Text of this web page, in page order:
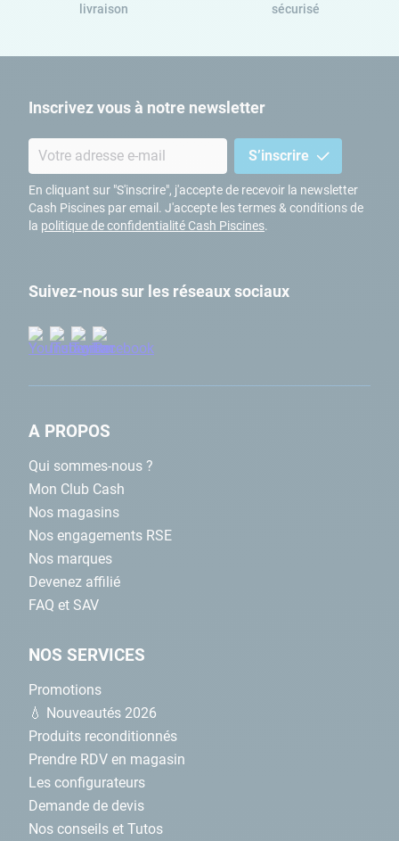
livraison
sécurisé
Inscrivez vous à notre newsletter
S’inscrire
En cliquant sur "S'inscrire", j'accepte de recevoir la newsletter
Cash Piscines par email. J'accepte les termes & conditions de
la politique de confidentialité Cash Piscines.
Suivez-nous sur les réseaux sociaux
A PROPOS
Qui sommes-nous ?
Mon Club Cash
Nos magasins
Nos engagements RSE
Nos marques
Devenez affilié
FAQ et SAV
NOS SERVICES
Promotions
💧 Nouveautés 2026
Produits reconditionnés
Prendre RDV en magasin
Les configurateurs
Demande de devis
Nos conseils et Tutos